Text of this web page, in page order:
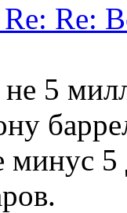
Re:
5
минус